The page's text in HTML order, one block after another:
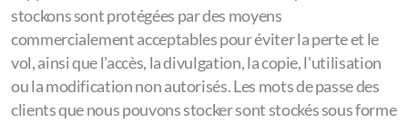
stockons sont protégées par des moyens
commercialement acceptables pour éviter la perte et le
vol, ainsi que l'accès, la divulgation, la copie, l'utilisation
ou la modification non autorisés. Les mots de passe des
clients que nous pouvons stocker sont stockés sous forme